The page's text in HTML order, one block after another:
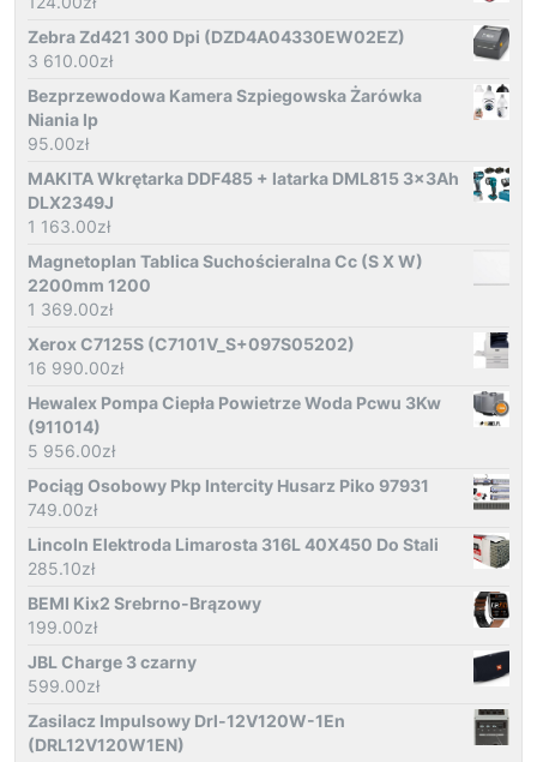
Zebra Zd421 300 Dpi (DZD4A04330EW02EZ)
3 610.00zł
Bezprzewodowa Kamera Szpiegowska Żarówka
Niania Ip
95.00zł
MAKITA Wkrętarka DDF485 + latarka DML815 3x3Ah
DLX2349J
1 163.00zł
Magnetoplan Tablica Suchościeralna Cc (S X W)
2200mm 1200
1 369.00zł
Xerox C7125S (C7101V_S+097S05202)
16 990.00zł
Hewalex Pompa Ciepła Powietrze Woda Pcwu 3Kw
(911014)
5 956.00zł
Pociąg Osobowy Pkp Intercity Husarz Piko 97931
749.00zł
Lincoln Elektroda Limarosta 316L 40X450 Do Stali
285.10zł
BEMI Kix2 Srebrno-Brązowy
199.00zł
JBL Charge 3 czarny
599.00zł
Zasilacz Impulsowy Drl-12V120W-1En
(DRL12V120W1EN)